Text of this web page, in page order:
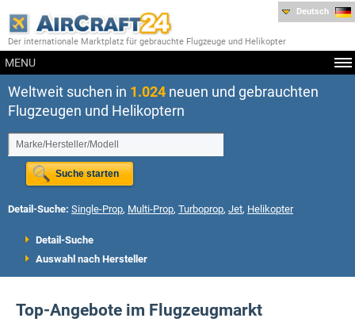
Der internationale Marktplatz für gebrauchte Flugzeuge und Helikopter
MENU
Deutsch
Weltweit suchen in 1.024 neuen und gebrauchten
Flugzeugen und Helikoptern
Detail-Suche: Single-Prop, Multi-Prop, Turboprop, Jet, Helikopter
Detail-Suche
Auswahl nach Hersteller
Top-Angebote im Flugzeugmarkt